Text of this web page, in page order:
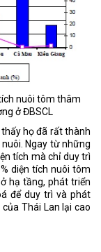
nuôi tôm thâm
ở ĐBSCL
họ đã rất thành
Ngay từ những
tích mà chỉ duy trì
diện tích nuôi tôm
hạ tầng, phát triển
để duy trì và phát
Thái Lan lại cao